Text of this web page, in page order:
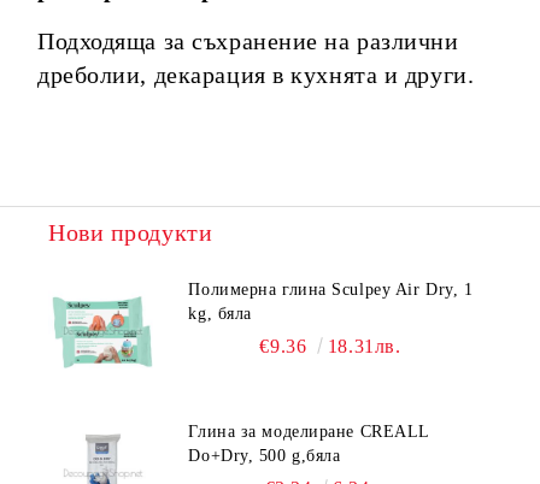
Подходяща за съхранение на различни
дреболии, декарация в кухнята и други.
Нови продукти
Полимерна глина Sculpey Air Dry, 1
kg, бяла
€9.36 18.31лв.
Глина за моделиране CREALL
Do+Dry, 500 g,бяла